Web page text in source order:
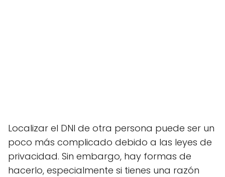
Localizar el DNI de otra persona puede ser un
poco más complicado debido a las leyes de
privacidad. Sin embargo, hay formas de
hacerlo, especialmente si tienes una razón